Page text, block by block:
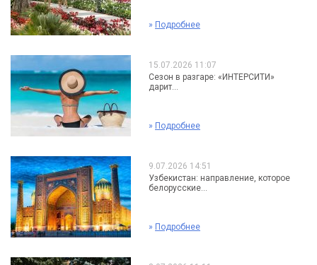
» Подробнее
15.07.2026 11:07
Сезон в разгаре: «ИНТЕРСИТИ»
дарит...
» Подробнее
9.07.2026 14:51
Узбекистан: направление, которое
белорусские...
» Подробнее